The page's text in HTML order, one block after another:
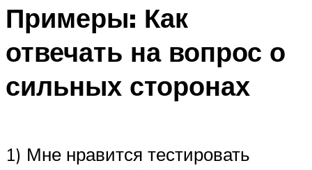
Примеры: Как
отвечать на вопрос о
сильных сторонах
1) Мне нравится тестировать